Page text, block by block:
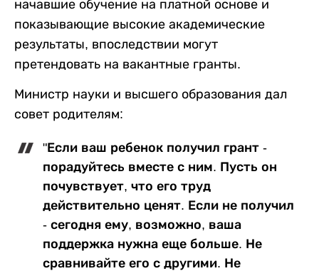
начавшие обучение на платной основе и
показывающие высокие академические
результаты, впоследствии могут
претендовать на вакантные гранты.
Министр науки и высшего образования дал
совет родителям:
"Если ваш ребенок получил грант -
порадуйтесь вместе с ним. Пусть он
почувствует, что его труд
действительно ценят. Если не получил
- сегодня ему, возможно, ваша
поддержка нужна еще больше. Не
сравнивайте его с другими. Не